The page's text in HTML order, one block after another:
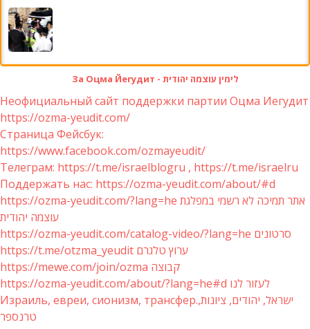
За Оцма Йегудит - לימין עוצמה יהודית
Неофициальный сайт поддержки партии Оцма Иегудит
https://ozma-yeudit.com/
Страница Фейсбук:
https://www.facebook.com/ozmayeudit/
Телеграм: https://t.me/israelblogru , https://t.me/israelru
Поддержать нас: https://ozma-yeudit.com/about/#d
https://ozma-yeudit.com/?lang=he אתר תמיכה לא רשמי במפלגת
עוצמה יהודית
https://ozma-yeudit.com/catalog-video/?lang=he סרטונים
https://t.me/otzma_yeudit ערוץ טלגרם
https://mewe.com/join/ozma קבוצה
https://ozma-yeudit.com/about/?lang=he#d לעזור לנו
Израиль, евреи, сионизм, трансфер.ישראל, יהודים, ציונות,
טרנספר